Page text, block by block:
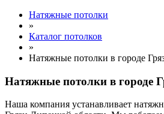
Натяжные потолки
»
Каталог потолков
»
Натяжные потолки в городе
Натяжные потолки в городе
Наша компания устанавливает